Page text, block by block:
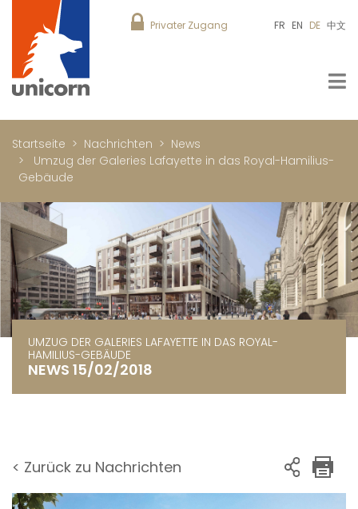
Privater Zugang FR EN DE 中文
Startseite Nachrichten
News
Umzug der Galeries Lafayette in das Royal-Hamilius-
Gebäude
UMZUG DER GALERIES LAFAYETTE IN DAS ROYAL-
HAMILIUS-GEBÄUDE
NEWS 15/02/2018
< Zurück zu Nachrichten